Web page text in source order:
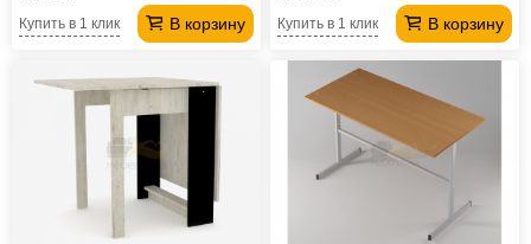
В корзину
Купить в 1 клик В корзину
Купить в 1 клик